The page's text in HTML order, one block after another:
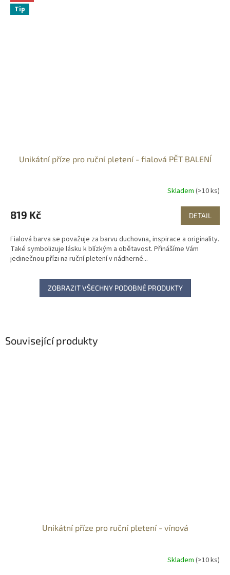
Související produkty
Unikátní příze pro ruční pletení - vínová
Skladem (>10 ks)
Tip
Unikátní příze pro ruční pletení - fialová PĚT BALENÍ
Skladem (>10 ks)
819 Kč DETAIL
Fialová barva se považuje za barvu duchovna, inspirace a originality.
Také symbolizuje lásku k blízkým a obětavost. Přinášíme Vám
jedinečnou přízi na ruční pletení v nádherné...
ZOBRAZIT VŠECHNY PODOBNÉ PRODUKTY